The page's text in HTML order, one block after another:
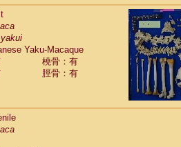
(1)
yakui
Yaku-Macaque
橈骨：有
脛骨：有